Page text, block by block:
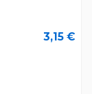
3,15 €